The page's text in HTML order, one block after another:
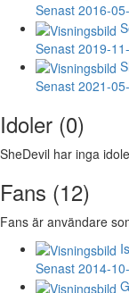
Senast 2016-
Senast 2019-
Senast 2021-
Idoler (0)
SheDevil har inga
Fans (12)
Fans är användare
Senast 2014-